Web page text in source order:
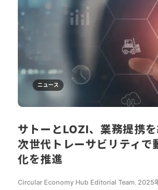
ニュース
サトーとLOZI、業務提携
次世代トレーサビリティで
化を推進
Circular Economy Hub Editorial Team 2025